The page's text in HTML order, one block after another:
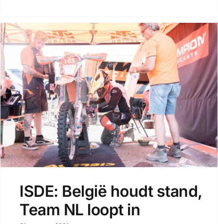
ISDE: België houdt stand,
Team NL loopt in